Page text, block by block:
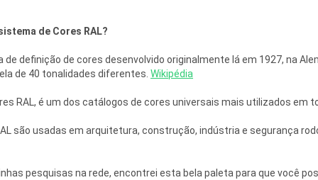
de Cores RAL?
de definição de cores desenvolvido originalmente lá em 1927, na
de 40 tonalidades diferentes. Wikipédia
RAL, é um dos catálogos de cores universais mais utilizados em
são usadas em arquitetura, construção, indústria e segurança
pesquisas na rede, encontrei esta bela paleta para que você